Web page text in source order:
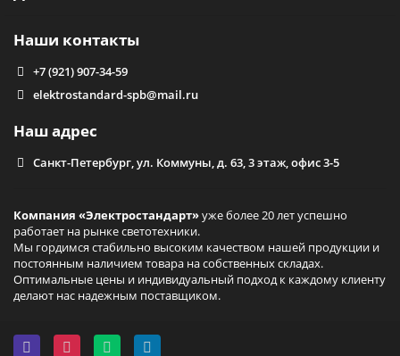
Наши контакты
+7 (921) 907-34-59
elektrostandard-spb@mail.ru
Наш адрес
Санкт-Петербург, ул. Коммуны, д. 63, 3 этаж, офис 3-5
Компания «Электростандарт»уже более 20 лет успешно
работает на рынке светотехники.
Мы гордимся стабильно высоким качеством нашей продукции и
постоянным наличием товара на собственных складах.
Оптимальные цены и индивидуальный подход к каждому клиенту
делают нас надежным поставщиком.